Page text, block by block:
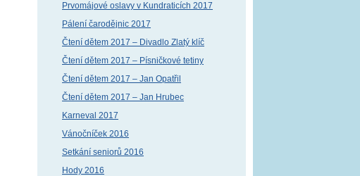
Prvomájové oslavy v Kundraticích 2017
Pálení čarodějnic 2017
Čtení dětem 2017 – Divadlo Zlatý klíč
Čtení dětem 2017 – Písničkové tetiny
Čtení dětem 2017 – Jan Opatřil
Čtení dětem 2017 – Jan Hrubec
Karneval 2017
Vánočníček 2016
Setkání seniorů 2016
Hody 2016